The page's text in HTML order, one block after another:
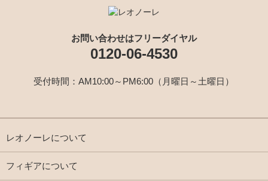
お問い合わせはフリーダイヤル
0120-06-4530
受付時間：AM10:00～PM6:00（月曜日～土曜日）
レオノーレについて
フィギアについて